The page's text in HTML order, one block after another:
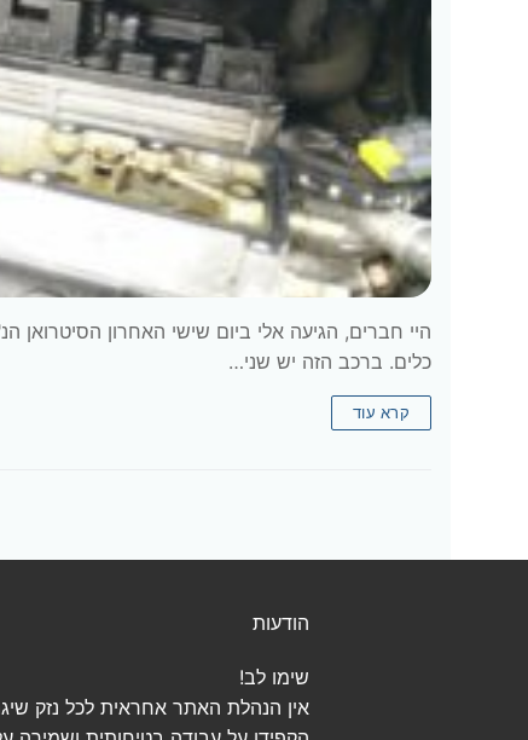
היי חברים, הגיעה אלי ביום שישי האחרון
כלים. ברכב הזה יש שני…
קרא עוד
הודעות
שימו לב!
אין הנהלת האתר אחראית לכל נזק